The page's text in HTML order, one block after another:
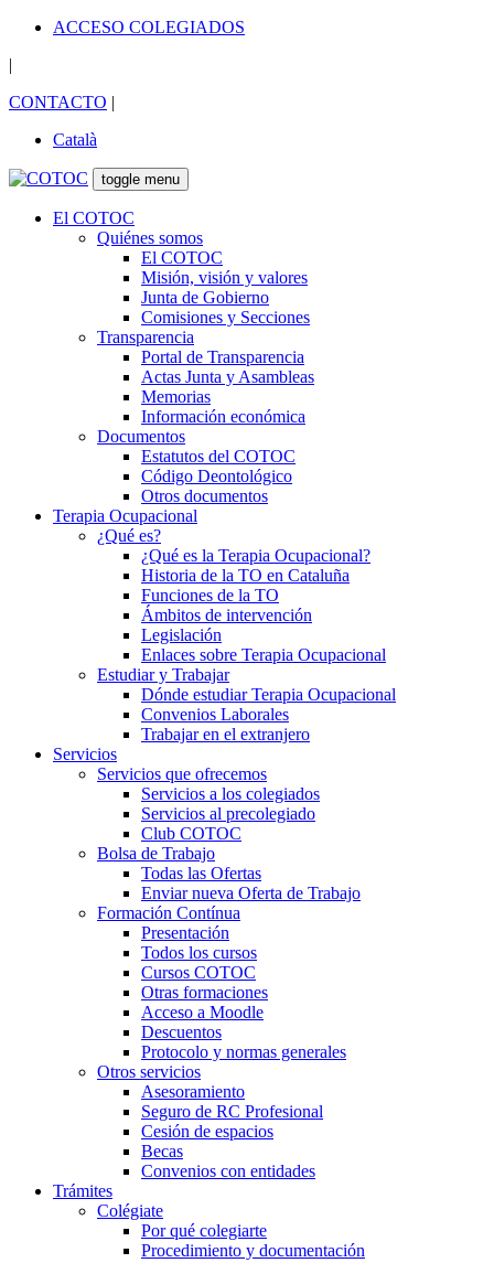
ACCESO COLEGIADOS
|
CONTACTO |
Català
toggle menu
El COTOC
Quiénes somos
El COTOC
Misión, visión y valores
Junta de Gobierno
Comisiones y Secciones
Transparencia
Portal de Transparencia
Actas Junta y Asambleas
Memorias
Información económica
Documentos
Estatutos del COTOC
Código Deontológico
Otros documentos
Terapia Ocupacional
¿Qué es?
¿Qué es la Terapia Ocupacional?
Historia de la TO en Cataluña
Funciones de la TO
Ámbitos de intervención
Legislación
Enlaces sobre Terapia Ocupacional
Estudiar y Trabajar
Dónde estudiar Terapia Ocupacional
Convenios Laborales
Trabajar en el extranjero
Servicios
Servicios que ofrecemos
Servicios a los colegiados
Servicios al precolegiado
Club COTOC
Bolsa de Trabajo
Todas las Ofertas
Enviar nueva Oferta de Trabajo
Formación Contínua
Presentación
Todos los cursos
Cursos COTOC
Otras formaciones
Acceso a Moodle
Descuentos
Protocolo y normas generales
Otros servicios
Asesoramiento
Seguro de RC Profesional
Cesión de espacios
Becas
Convenios con entidades
Trámites
Colégiate
Por qué colegiarte
Procedimiento y documentación